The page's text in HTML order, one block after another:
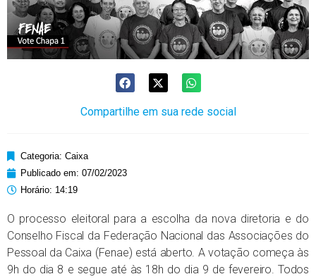
Compartilhe em sua rede social
Categoria: Caixa
Publicado em: 07/02/2023
Horário: 14:19
O processo eleitoral para a escolha da nova diretoria e do
Conselho Fiscal da Federação Nacional das Associações do
Pessoal da Caixa (Fenae) está aberto. A votação começa às
9h do dia 8 e segue até às 18h do dia 9 de fevereiro. Todos